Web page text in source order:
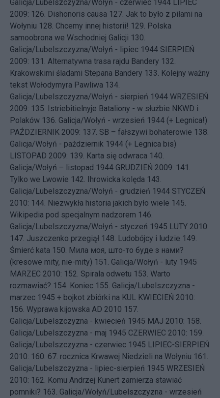
Galicja/Lubelszczyzna/Wołyń - czerwiec 1944 LIPIEC
2009: 126. Dishonoris causa 127. Jak to było z piłami na
Wołyniu 128. Chcemy innej historii! 129. Polska
samoobrona we Wschodniej Galicji 130.
Galicja/Lubelszczyzna/Wołyń - lipiec 1944 SIERPIEŃ
2009: 131. Alternatywna trasa rajdu Bandery 132.
Krakowskimi śladami Stepana Bandery 133. Kolejny ważny
tekst Wołodymyra Pawliwa 134.
Galicja/Lubelszczyzna/Wołyń - sierpień 1944 WRZESIEŃ
2009: 135. Istriebitielnyje Bataliony - w służbie NKWD i
Polaków 136. Galicja/Wołyń - wrzesień 1944 (+ Legnica!)
PAŹDZIERNIK 2009: 137. SB – fałszywi bohaterowie 138.
Galicja/Wołyń - październik 1944 (+ Legnica bis)
LISTOPAD 2009: 139. Karta się odwraca 140.
Galicja/Wołyń – listopad 1944 GRUDZIEŃ 2009: 141.
Tylko we Lwowie 142. Ihrowicka kolęda 143.
Galicja/Lubelszczyzna/Wołyń - grudzień 1944 STYCZEŃ
2010: 144. Niezwykła historia jakich było wiele 145.
Wikipedia pod specjalnym nadzorem 146.
Galicja/Lubelszczyzna/Wołyń - styczeń 1945 LUTY 2010:
147. Juszczenko przegiął 148. Ludobójcy i ludzie 149.
Śmierć kata 150. Мила моя, што-то буде з нами?
(kresowe mity, nie-mity) 151. Galicja/Wołyń - luty 1945
MARZEC 2010: 152. Spirala odwetu 153. Warto
rozmawiać? 154. Koniec 155. Galicja/Lubelszczyzna -
marzec 1945 + bojkot zbiórki na KUL KWIECIEŃ 2010:
156. Wyprawa kijowska AD 2010 157.
Galicja/Lubelszczyzna - kwiecień 1945 MAJ 2010: 158.
Galicja/Lubelszczyzna - maj 1945 CZERWIEC 2010: 159.
Galicja/Lubelszczyzna - czerwiec 1945 LIPIEC-SIERPIEŃ
2010: 160. 67. rocznica Krwawej Niedzieli na Wołyniu 161.
Galicja/Lubelszczyzna - lipiec-sierpień 1945 WRZESIEŃ
2010: 162. Komu Andrzej Kunert zamierza stawiać
pomniki? 163. Galicja/Wołyń/Lubelszczyzna - wrzesień